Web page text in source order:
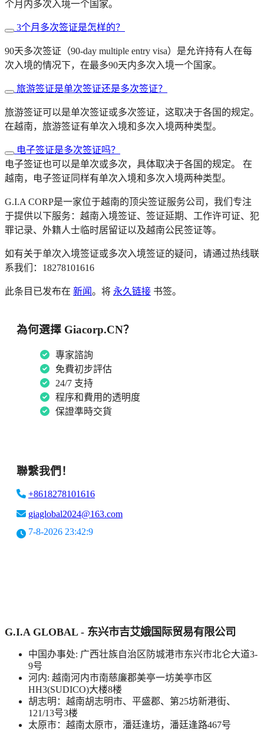
个月内多次入境一个国家。
3个月多次签证是怎样的？
90天多次签证（90-day multiple entry visa）是允许持有人在每
次入境的情况下，在最多90天内多次入境一个国家。
旅游签证是单次签证还是多次签证？
旅游签证可以是单次签证或多次签证，这取决于各国的规定。
在越南，旅游签证有单次入境和多次入境两种类型。
电子签证是多次签证吗？
电子签证也可以是单次或多次，具体取决于各国的规定。 在
越南，电子签证同样有单次入境和多次入境两种类型。
G.I.A CORP是一家位于越南的顶尖签证服务公司，我们专注
于提供以下服务：越南入境签证、签证延期、工作许可证、犯
罪记录、外籍人士临时居留证以及越南公民签证等。
如有关于单次入境签证或多次入境签证的疑问，请通过热线联
系我们：18278101616
此条目已发布在 新闻。将 永久链接 书签。
為何選擇 Giacorp.CN？
專家諮詢
免費初步評估
24/7 支持
程序和費用的透明度
保證準時交貨
聯繫我們！
+8618278101616
giaglobal2024@163.com
7-8-2026 23:42:9
G.I.A GLOBAL - 东兴市吉艾娥国际贸易有限公司
中国办事处: 广西壮族自治区防城港市东兴市北仑大道3-
9号
河内: 越南河内市南慈廉郡美亭一坊美亭市区
HH3(SUDICO)大楼8楼
胡志明：越南胡志明市、平盛郡、第25坊新港街、
121/13号3楼
太原市：越南太原市，潘廷逢坊，潘廷逢路467号